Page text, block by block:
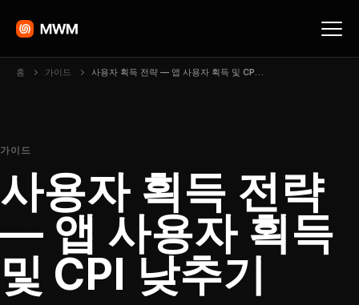
홈 가이드 사용자 획득 전략 — 앱 사용자 획득 및 CPI 낮추기
가이드
사용자 획득 전략
— 앱 사용자 획득
및 CPI 낮추기